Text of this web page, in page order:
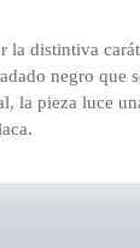
la distintiva
negro que
la pieza luce